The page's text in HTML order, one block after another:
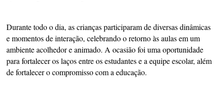
Durante todo o dia, as crianças participaram de diversas dinâmicas
e momentos de interação, celebrando o retorno às aulas em um
ambiente acolhedor e animado. A ocasião foi uma oportunidade
para fortalecer os laços entre os estudantes e a equipe escolar, além
de fortalecer o compromisso com a educação.